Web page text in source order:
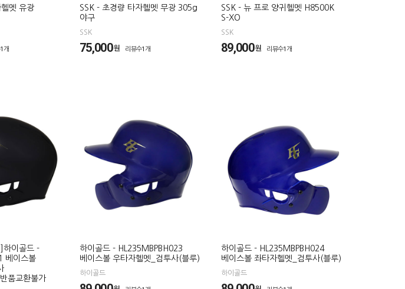
멧 유광
개
SSK - 초경량 타자헬멧 무광 305g
야구
SSK
75,000원 리뷰수1개
SSK - 뉴 프로 양귀헬멧 H8500K
S-XO
SSK
89,000원 리뷰수1개
하이골드 -
베이스볼
품교환불가
하이골드 - HL235MBPBH023
베이스볼 우타자헬멧_검투사(블루)
하이골드
하이골드 - HL235MBPBH024
베이스볼 좌타자헬멧_검투사(블루)
하이골드